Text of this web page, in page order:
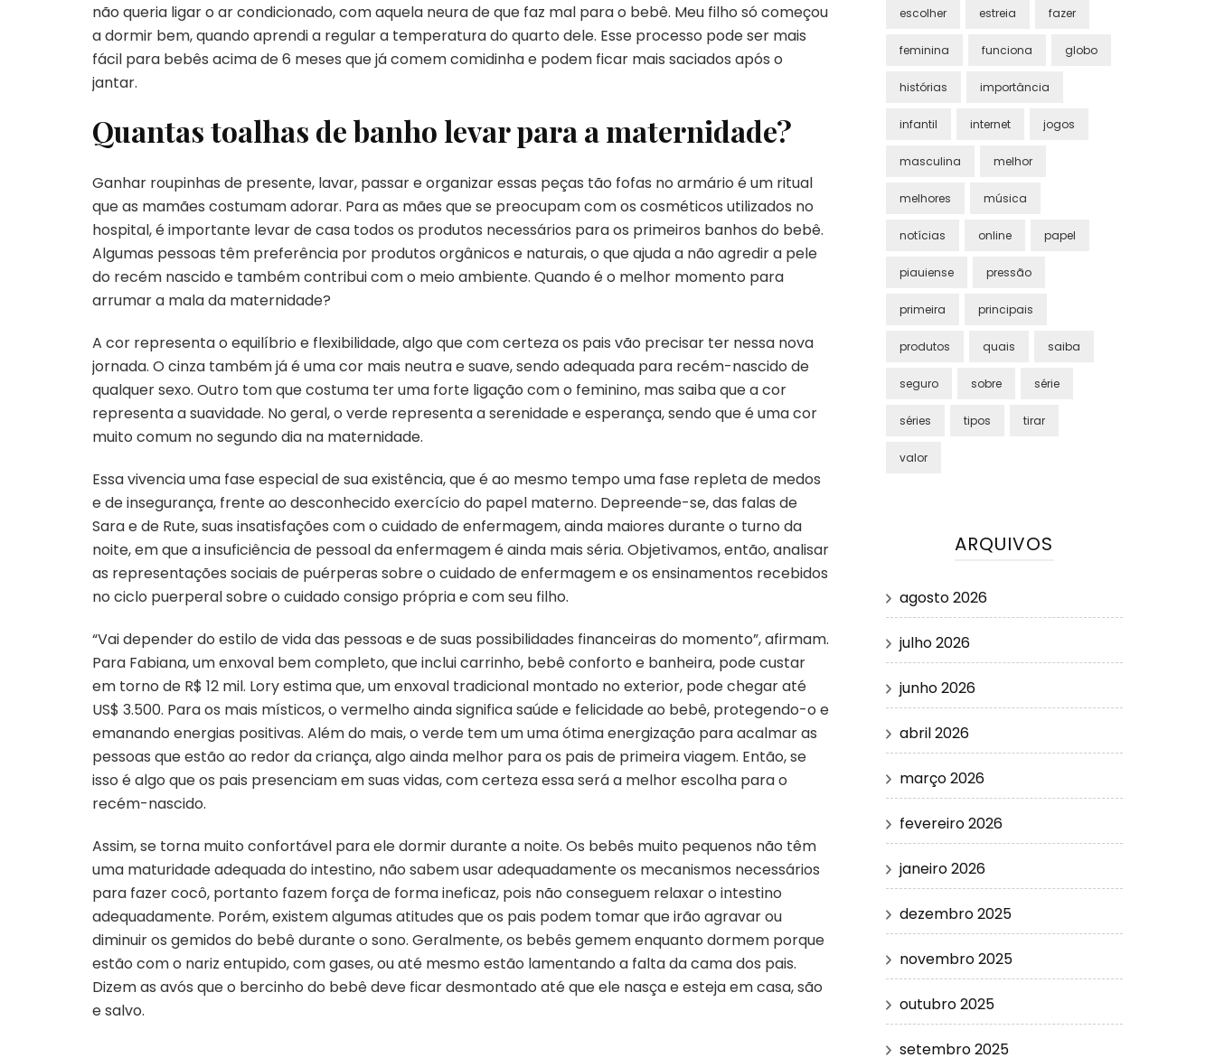
não queria ligar o ar condicionado, com aquela neura de que faz mal para o bebê. Meu filho só começou
a dormir bem, quando aprendi a regular a temperatura do quarto dele. Esse processo pode ser mais
fácil para bebês acima de 6 meses que já comem comidinha e podem ficar mais saciados após o
jantar.
Quantas toalhas de banho levar para a maternidade?
Ganhar roupinhas de presente, lavar, passar e organizar essas peças tão fofas no armário é um ritual
que as mamães costumam adorar. Para as mães que se preocupam com os cosméticos utilizados no
hospital, é importante levar de casa todos os produtos necessários para os primeiros banhos do bebê.
Algumas pessoas têm preferência por produtos orgânicos e naturais, o que ajuda a não agredir a pele
do recém nascido e também contribui com o meio ambiente. Quando é o melhor momento para
arrumar a mala da maternidade?
A cor representa o equilíbrio e flexibilidade, algo que com certeza os pais vão precisar ter nessa nova
jornada. O cinza também já é uma cor mais neutra e suave, sendo adequada para recém-nascido de
qualquer sexo. Outro tom que costuma ter uma forte ligação com o feminino, mas saiba que a cor
representa a suavidade. No geral, o verde representa a serenidade e esperança, sendo que é uma cor
muito comum no segundo dia na maternidade.
Essa vivencia uma fase especial de sua existência, que é ao mesmo tempo uma fase repleta de medos
e de insegurança, frente ao desconhecido exercício do papel materno. Depreende-se, das falas de
Sara e de Rute, suas insatisfações com o cuidado de enfermagem, ainda maiores durante o turno da
noite, em que a insuficiência de pessoal da enfermagem é ainda mais séria. Objetivamos, então, analisar
as representações sociais de puérperas sobre o cuidado de enfermagem e os ensinamentos recebidos
no ciclo puerperal sobre o cuidado consigo própria e com seu filho.
“Vai depender do estilo de vida das pessoas e de suas possibilidades financeiras do momento”, afirmam.
Para Fabiana, um enxoval bem completo, que inclui carrinho, bebê conforto e banheira, pode custar
em torno de R$ 12 mil. Lory estima que, um enxoval tradicional montado no exterior, pode chegar até
US$ 3.500. Para os mais místicos, o vermelho ainda significa saúde e felicidade ao bebê, protegendo-o e
emanando energias positivas. Além do mais, o verde tem um uma ótima energização para acalmar as
pessoas que estão ao redor da criança, algo ainda melhor para os pais de primeira viagem. Então, se
isso é algo que os pais presenciam em suas vidas, com certeza essa será a melhor escolha para o
recém-nascido.
Assim, se torna muito confortável para ele dormir durante a noite. Os bebês muito pequenos não têm
uma maturidade adequada do intestino, não sabem usar adequadamente os mecanismos necessários
para fazer cocô, portanto fazem força de forma ineficaz, pois não conseguem relaxar o intestino
adequadamente. Porém, existem algumas atitudes que os pais podem tomar que irão agravar ou
diminuir os gemidos do bebê durante o sono. Geralmente, os bebês gemem enquanto dormem porque
estão com o nariz entupido, com gases, ou até mesmo estão lamentando a falta da cama dos pais.
Dizem as avós que o bercinho do bebê deve ficar desmontado até que ele nasça e esteja em casa, são
e salvo.
escolher estreia fazer
feminina funciona globo
histórias importância
infantil internet jogos
masculina melhor
melhores música
notícias online papel
piauiense pressão
primeira principais
produtos quais saiba
seguro sobre série
séries tipos tirar
valor
ARQUIVOS
agosto 2026
julho 2026
junho 2026
abril 2026
março 2026
fevereiro 2026
janeiro 2026
dezembro 2025
novembro 2025
outubro 2025
setembro 2025